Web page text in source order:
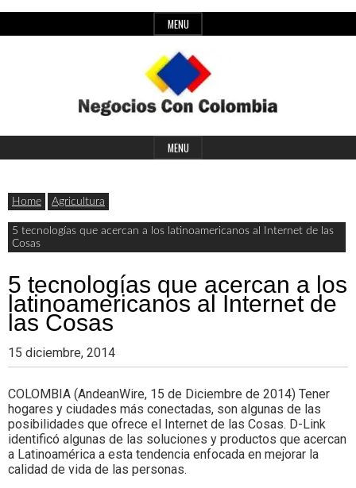
to
MENU
Negocios
con
Colombia
Últimas
noticias,
comunicados
y
actualidad
de
negocios
con
Colombia.
Header
MENU
Home Agricultura
5 tecnologías que acercan a los latinoamericanos al Internet de las
Cosas
5 tecnologías que acercan a los
latinoamericanos al Internet de
las Cosas
15 diciembre, 2014
COLOMBIA (AndeanWire, 15 de Diciembre de 2014) Tener
hogares y ciudades más conectadas, son algunas de las
posibilidades que ofrece el Internet de las Cosas. D-Link
identificó algunas de las soluciones y productos que acercan
a Latinoamérica a esta tendencia enfocada en mejorar la
calidad de vida de las personas.